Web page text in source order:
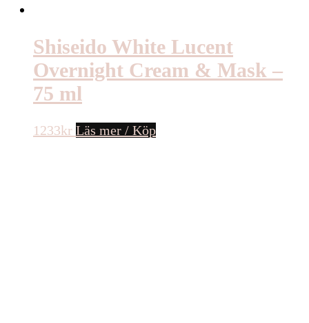
Shiseido White Lucent
Overnight Cream & Mask –
75 ml
1233kr Läs mer / Köp